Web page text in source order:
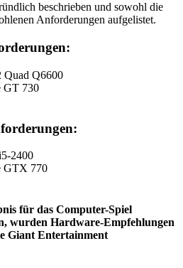
beschrieben und sowohl die
Anforderungen aufgelistet.
Quad Q6600
GT 730
2400
GTX 770
für das Computer-Spiel
wurden Hardware-Empfehlungen
Giant Entertainment